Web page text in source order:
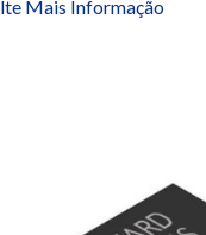
Mais Informação